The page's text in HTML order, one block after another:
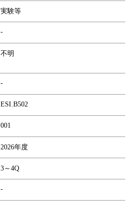
実験等
-
不明
-
ESI.B502
001
2026年度
3～4Q
-